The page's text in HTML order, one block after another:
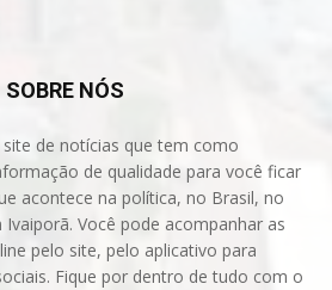
SOBRE NÓS
de notícias que tem como
de qualidade para você ficar
acontece na política, no Brasil, no
Você pode acompanhar as
pelo site, pelo aplicativo para
Fique por dentro de tudo com o